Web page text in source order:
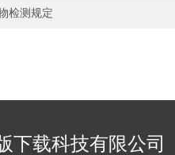
检测规定
下载科技有限公司